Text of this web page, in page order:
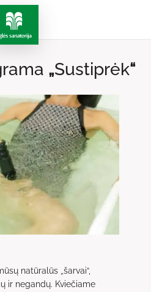
„Sustiprėk“
natūralūs „šarvai“,
ir negandų. Kviečiame